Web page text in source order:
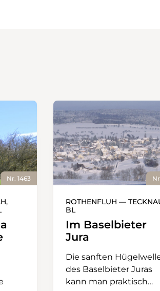
Nr. 1463
ROTHENFLUH —
BL
Im Baselbieter
Jura
Die sanften
des Baselbieter Juras
kann man praktisch